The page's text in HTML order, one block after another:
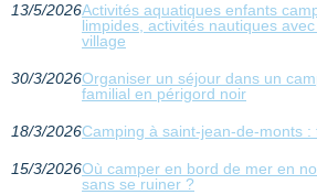
13/5/2026Activités aquatiques enfants
limpides, activités nautiques
village
30/3/2026Organiser un séjour dans un
familial en périgord noir
18/3/2026Camping à saint-jean-de-monts :
15/3/2026Où camper en bord de mer en
sans se ruiner ?